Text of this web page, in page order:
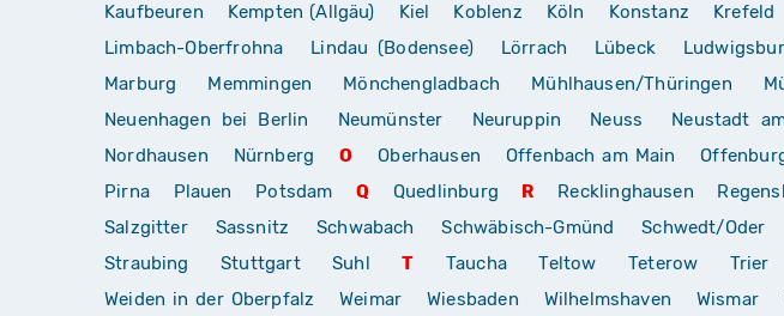
Kaufbeuren
Kempten (Allgäu) Kiel Koblenz Köln Konstanz Krefeld
Limbach-Oberfrohna
Lindau (Bodensee) Lörrach Lübeck
Marburg
Memmingen Mönchengladbach Mühlhausen/Thüringen
Neuenhagen bei Berlin
Neumünster Neuruppin Neuss Neustadt
Nordhausen
Nürnberg O Oberhausen Offenbach am Main
Pirna
Plauen Potsdam Q Quedlinburg R Recklinghausen
Salzgitter
Sassnitz Schwabach Schwäbisch-Gmünd Schwedt/Oder
Straubing
Stuttgart Suhl T Taucha Teltow Teterow Trier
Weiden in der Oberpfalz
Weimar Wiesbaden Wilhelmshaven Wismar